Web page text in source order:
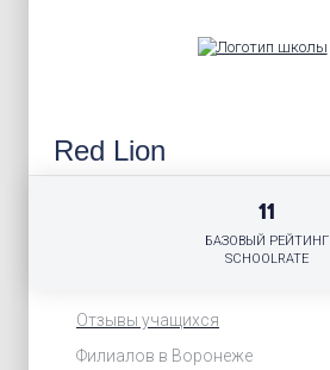
Red Lion
Отзывы учащихся
Филиалов в Воронеже
11
БАЗОВЫЙ РЕЙТИНГ
SCHOOLRATE